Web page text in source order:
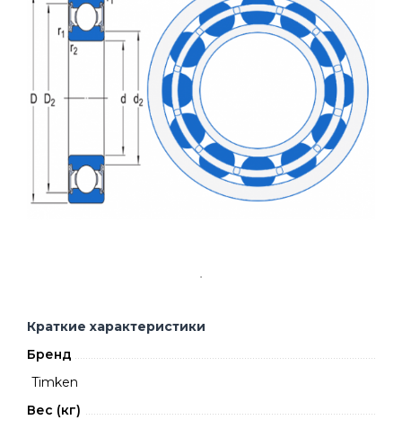
Краткие характеристики
Бренд
Timken
Вес (кг)